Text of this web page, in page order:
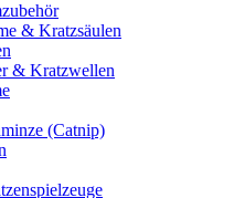
& Kratzsäulen
& Kratzwellen
(Catnip)